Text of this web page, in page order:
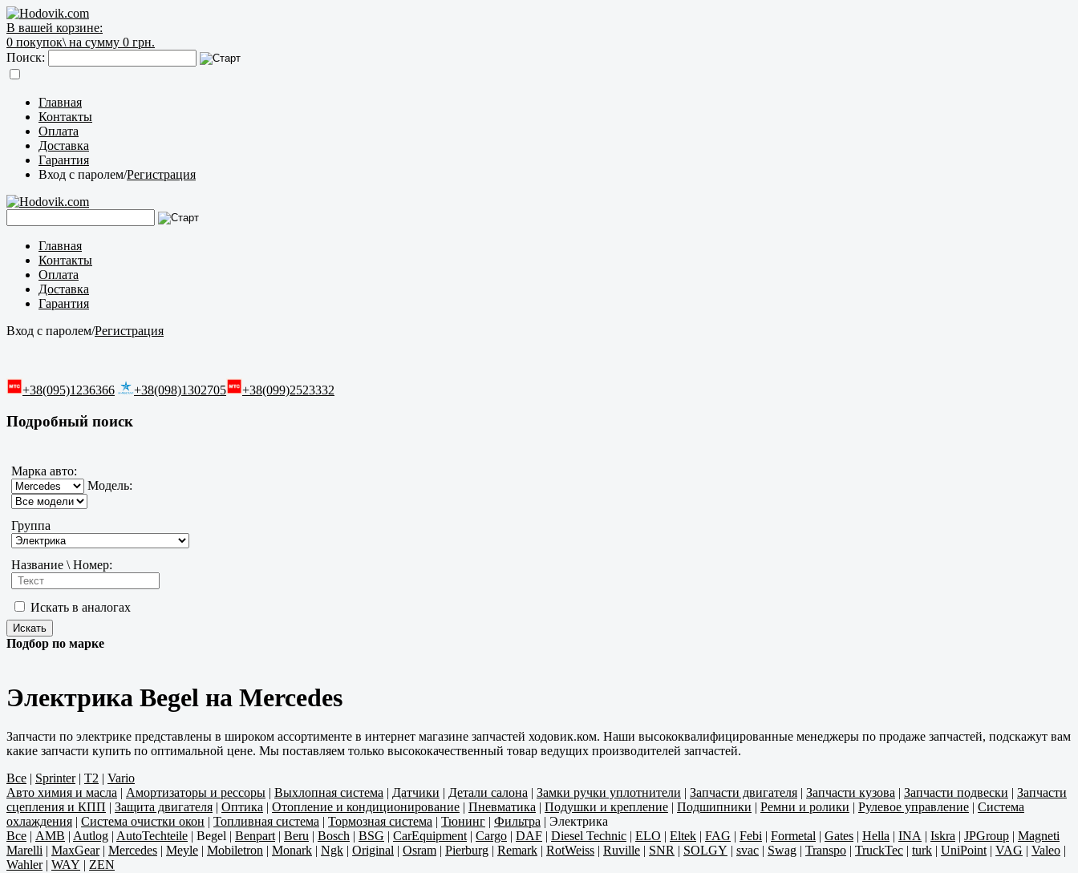
В вашей корзине:
0 покупок\ на сумму 0 грн.
Поиск:
Главная
Контакты
Оплата
Доставка
Гарантия
Вход с паролем/Регистрация
Главная
Контакты
Оплата
Доставка
Гарантия
Вход с паролем/Регистрация
+38(095)1236366 +38(098)1302705 +38(099)2523332
Подробный поиск
Марка авто:
Модель:
Группа
Название \ Номер:
Искать в аналогах
Подбор по марке
Электрика Begel на Mercedes
Запчасти по электрике представлены в широком ассортименте в интернет магазине запчастей ходовик.ком. Наши высококвалифицированные менеджеры по продаже запчастей, подскажут вам
какие запчасти купить по оптимальной цене. Мы поставляем только высококачественный товар ведущих производителей запчастей.
Все | Sprinter| T2 | Vario
Авто химия и масла | Амортизаторы и рессоры | Выхлопная система | Датчики | Детали салона | Замки ручки уплотнители | Запчасти двигателя | Запчасти кузова | Запчасти подвески | Запчасти
сцепления и КПП | Защита двигателя | Оптика | Отопление и кондиционирование | Пневматика | Подушки и крепление | Подшипники | Ремни и ролики | Рулевое управление | Система
охлаждения | Система очистки окон | Топливная система | Тормозная система | Тюнинг | Фильтра | Электрика
Все | AMB | Autlog | AutoTechteile | Begel | Benpart | Beru | Bosch | BSG | CarEquipment | Cargo | DAF | Diesel Technic | ELO | Eltek | FAG | Febi | Formetal | Gates | Hella | INA | Iskra | JPGroup | Magneti
Marelli | MaxGear| Mercedes | Meyle | Mobiletron | Monark | Ngk | Original | Osram | Pierburg | Remark | RotWeiss | Ruville | SNR | SOLGY | svac | Swag | Transpo | TruckTec | turk | UniPoint | VAG | Valeo |
Wahler| WAY | ZEN